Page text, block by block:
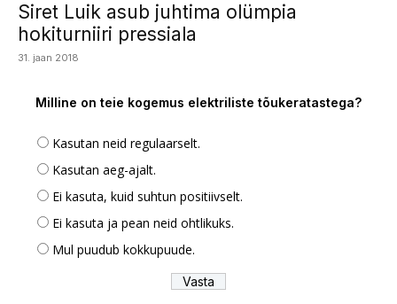
Siret Luik asub juhtima olümpia
hokiturniiri pressiala
31. jaan 2018
Milline on teie kogemus elektriliste tõukeratastega?
Kasutan neid regulaarselt.
Kasutan aeg-ajalt.
Ei kasuta, kuid suhtun positiivselt.
Ei kasuta ja pean neid ohtlikuks.
Mul puudub kokkupuude.